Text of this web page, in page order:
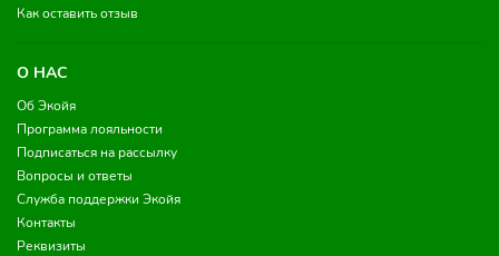
Как оставить отзыв
О НАС
Об Экойя
Программа лояльности
Подписаться на рассылку
Вопросы и ответы
Служба поддержки Экойя
Контакты
Реквизиты